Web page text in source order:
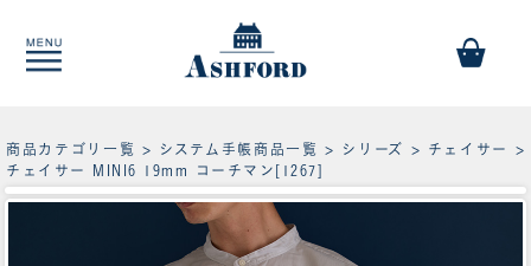
商品カテゴリ一覧 > システム手帳商品一覧 > シリーズ > チェイサー
>
チェイサー MINI6 19mm コーチマン[1267]